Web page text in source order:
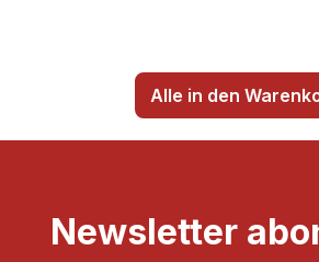
Alle in den
Newsletter